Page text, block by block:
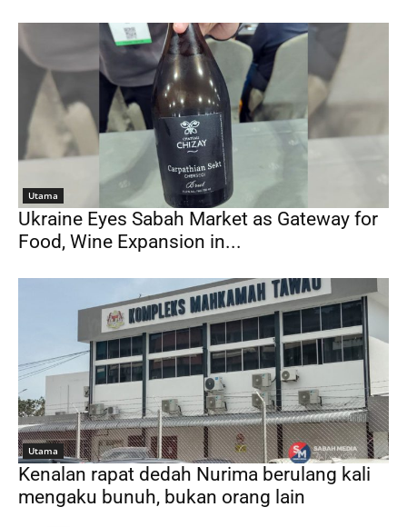
Utama
Ukraine Eyes Sabah Market as Gateway for
Food, Wine Expansion in...
Utama
Kenalan rapat dedah Nurima berulang kali
mengaku bunuh, bukan orang lain